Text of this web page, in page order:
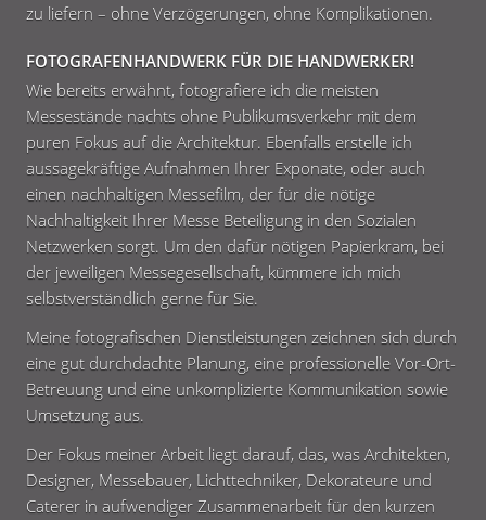
zu liefern – ohne Verzögerungen, ohne Komplikationen.
FOTOGRAFENHANDWERK FÜR DIE HANDWERKER!
Wie bereits erwähnt, fotografiere ich die meisten
Messestände nachts ohne Publikumsverkehr mit dem
puren Fokus auf die Architektur. Ebenfalls erstelle ich
aussagekräftige Aufnahmen Ihrer Exponate, oder auch
einen nachhaltigen Messefilm, der für die nötige
Nachhaltigkeit Ihrer Messe Beteiligung in den Sozialen
Netzwerken sorgt. Um den dafür nötigen Papierkram, bei
der jeweiligen Messegesellschaft, kümmere ich mich
selbstverständlich gerne für Sie.
Meine fotografischen Dienstleistungen zeichnen sich durch
eine gut durchdachte Planung, eine professionelle Vor-Ort-
Betreuung und eine unkomplizierte Kommunikation sowie
Umsetzung aus.
Der Fokus meiner Arbeit liegt darauf, das, was Architekten,
Designer, Messebauer, Lichttechniker, Dekorateure und
Caterer in aufwendiger Zusammenarbeit für den kurzen